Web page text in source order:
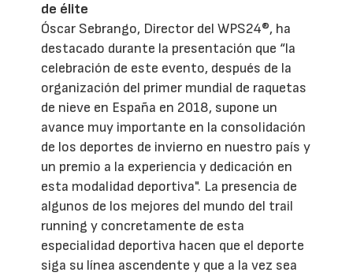
de élite
Óscar Sebrango, Director del WPS24®, ha
destacado durante la presentación que “la
celebración de este evento, después de la
organización del primer mundial de raquetas
de nieve en España en 2018, supone un
avance muy importante en la consolidación
de los deportes de invierno en nuestro país y
un premio a la experiencia y dedicación en
esta modalidad deportiva". La presencia de
algunos de los mejores del mundo del trail
running y concretamente de esta
especialidad deportiva hacen que el deporte
siga su línea ascendente y que a la vez sea